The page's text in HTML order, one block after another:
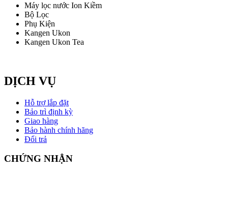
Máy lọc nước Ion Kiềm
Bộ Lọc
Phụ Kiện
Kangen Ukon
Kangen Ukon Tea
DỊCH VỤ
Hỗ trợ lắp đặt
Bảo trì định kỳ
Giao hàng
Bảo hành chính hãng
Đổi trả
CHỨNG NHẬN